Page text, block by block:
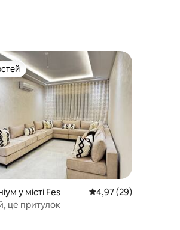
відгуки: 160
у місті Fes Середня оцінка: 4,97
4,97 (29)
це притулок